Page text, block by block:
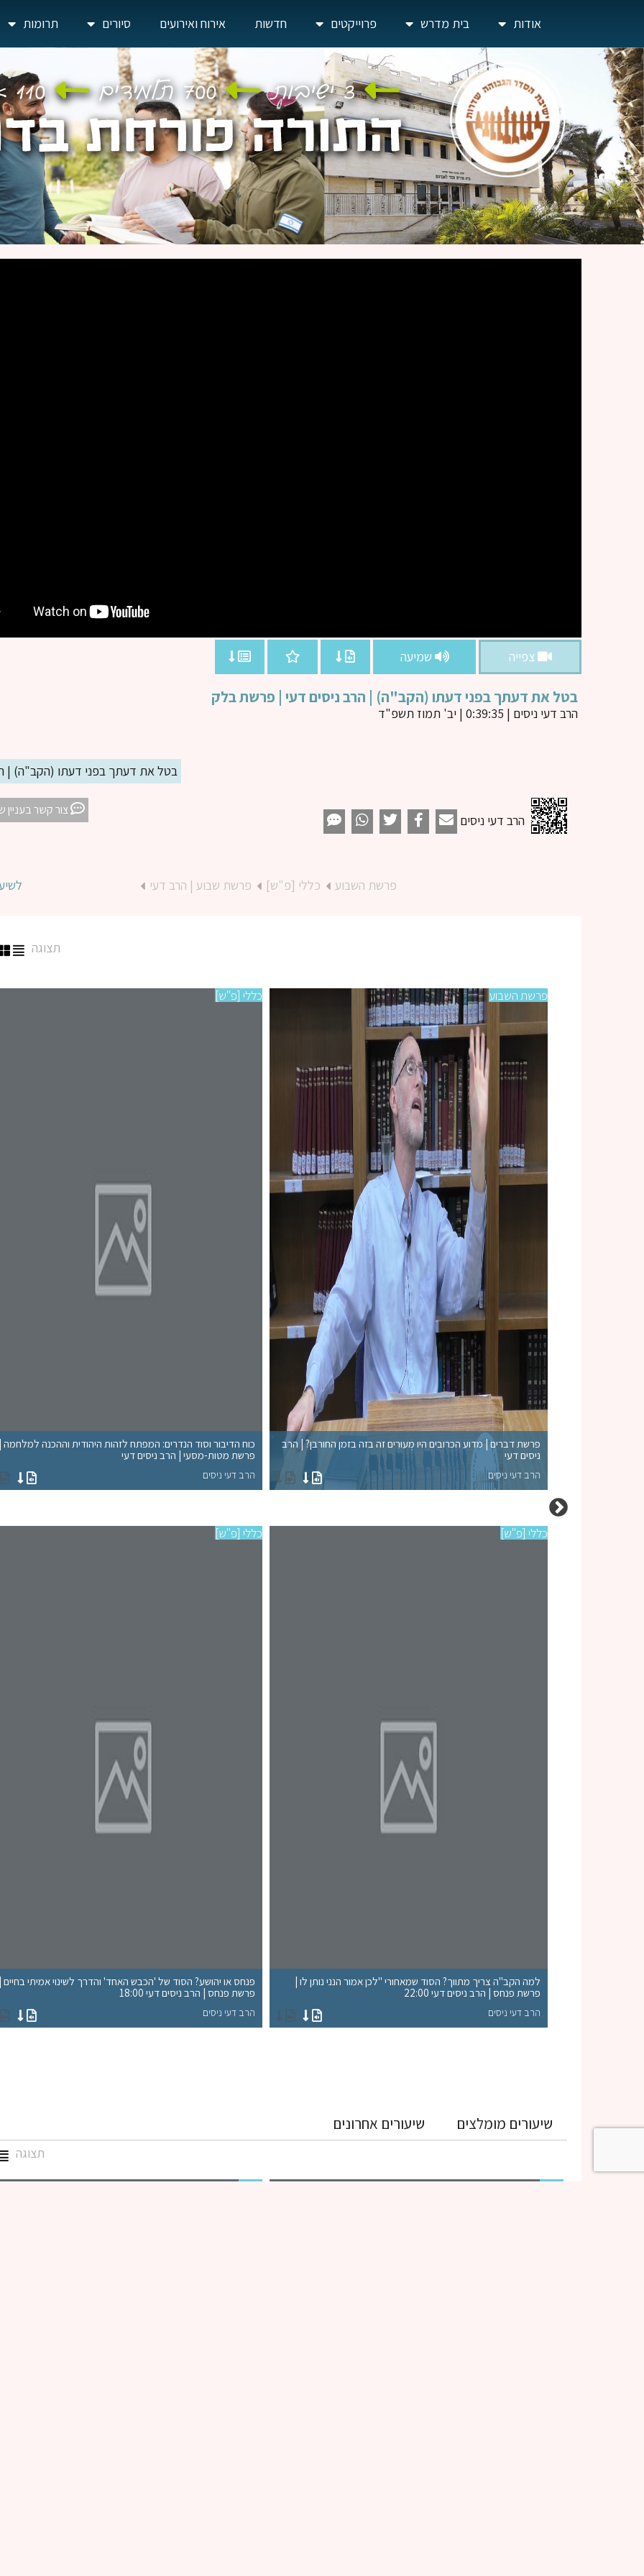
אודות בית מדרש פרוייקטים חדשות אירוח ואירועים סיורים תרומות
צפייה שמיעה
בטל את דעתך בפני דעתו (הקב"ה) | הרב ניסים דעי | פרשת בלק
הרב דעי ניסים | 0:39:35 | יב' תמוז תשפ"ד
בטל את דעתך בפני דעתו (הקב"ה) |
הרב דעי ניסים
צור קשר בעניין
פרשת השבוע כללי [פ"ש] פרשת שבוע | הרב דעי
תצוגה
פרשת השבוע
פרשת דברים | מדוע הכרובים היו מְעוּרִים זה בזה בזמן החורבן? | הרב
ניסים דעי
הרב דעי ניסים
כללי [פ"ש]
כוח הדיבור וסוד הנדרים: המפתח לזהות היהודית וההכנה למלחמה |
פרשת מטות-מסעי | הרב ניסים דעי
הרב דעי ניסים
כללי [פ"ש]
למה הקב"ה צריך מתווך? הסוד שמאחורי "לכן אמור הנני נותן לו |
פרשת פנחס | הרב ניסים דעי 22:00
הרב דעי ניסים
כללי [פ"ש]
פנחס או יהושע? הסוד של 'הכבש האחד' והדרך לשינוי אמיתי בחיים |
פרשת פנחס | הרב ניסים דעי 18:00
הרב דעי ניסים
שיעורים מומלצים שיעורים אחרונים
תצוגה
גמרא גמרא